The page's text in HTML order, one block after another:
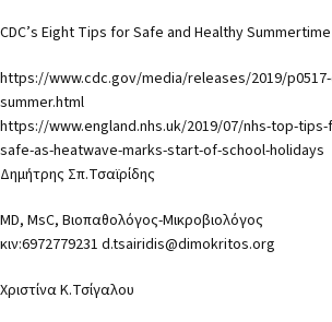
CDC’s Eight Tips for Safe and Healthy
https://www.cdc.gov/media/releases/2019/
summer.html
https://www.england.nhs.uk/2019/07/nhs-top-
safe-as-heatwave-marks-start-of-school-holidays
Δημήτρης Σπ.Τσαϊρίδης
MD, MsC, Βιοπαθολόγος-Μικροβιολόγος
κιν:6972779231 d.tsairidis@dimokritos.org
Χριστίνα Κ.Τσίγαλου